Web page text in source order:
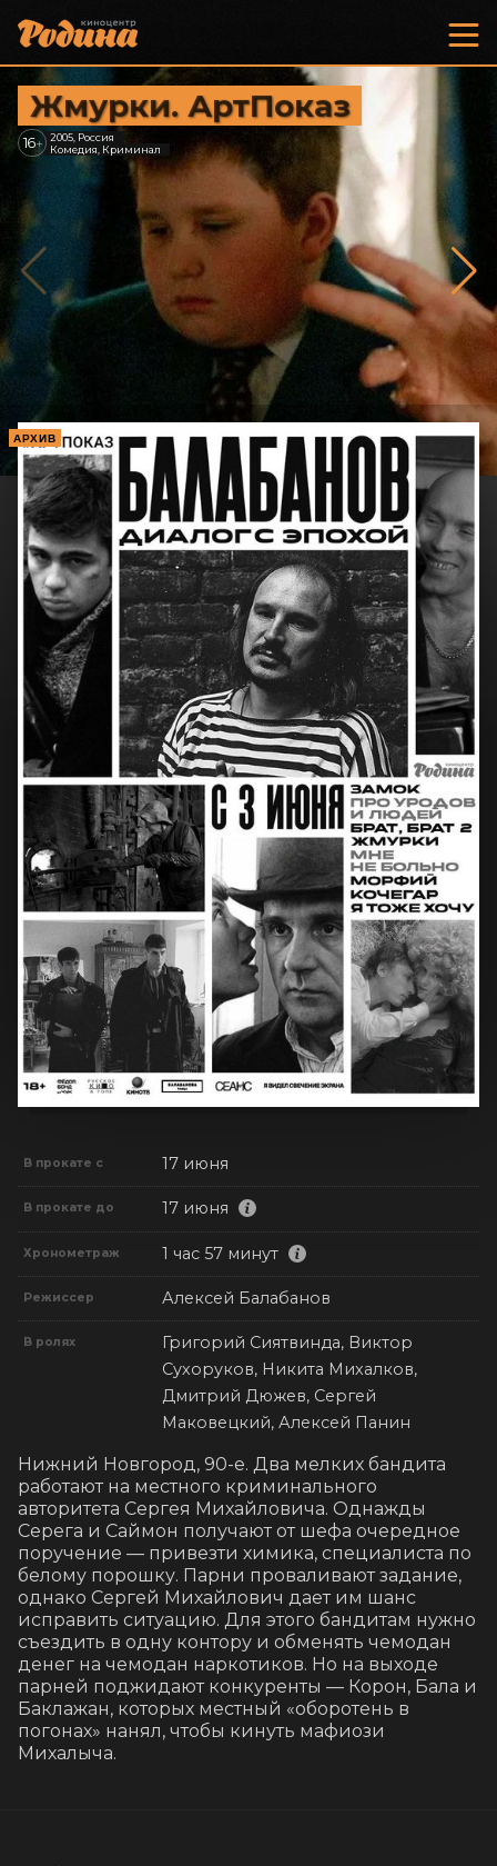
Жмурки. АртПоказ
16+
2005, Россия
Комедия, Криминал
АРХИВ
В прокате с 17 июня
В прокате до 17 июня
Хронометраж 1 час 57 минут
Режиссер Алексей Балабанов
В ролях
Григорий Сиятвинда, Виктор
Сухоруков, Никита Михалков,
Дмитрий Дюжев, Сергей
Маковецкий, Алексей Панин
Нижний Новгород, 90-е. Два мелких бандита
работают на местного криминального
авторитета Сергея Михайловича. Однажды
Серега и Саймон получают от шефа очередное
поручение — привезти химика, специалиста по
белому порошку. Парни проваливают задание,
однако Сергей Михайлович дает им шанс
исправить ситуацию. Для этого бандитам нужно
съездить в одну контору и обменять чемодан
денег на чемодан наркотиков. Но на выходе
парней поджидают конкуренты — Корон, Бала и
Баклажан, которых местный «оборотень в
погонах» нанял, чтобы кинуть мафиози
Михалыча.